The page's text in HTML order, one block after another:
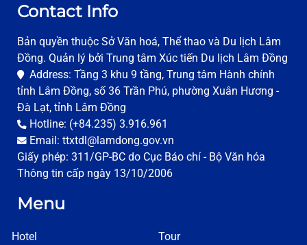
Contact Info
Bản quyền thuộc Sở Văn hoá, Thể thao và Du lịch Lâm
Đồng. Quản lý bởi Trung tâm Xúc tiến Du lịch Lâm Đồng
Address: Tầng 3 khu 9 tầng, Trung tâm Hành chính
tỉnh Lâm Đồng, số 36 Trần Phú, phường Xuân Hương -
Đà Lạt, tỉnh Lâm Đồng
Hotline: (+84.235) 3.916.961
Email: ttxtdl@lamdong.gov.vn
Giấy phép: 311/GP-BC do Cục Báo chí - Bộ Văn hóa
Thông tin cấp ngày 13/10/2006
Menu
Hotel Tour